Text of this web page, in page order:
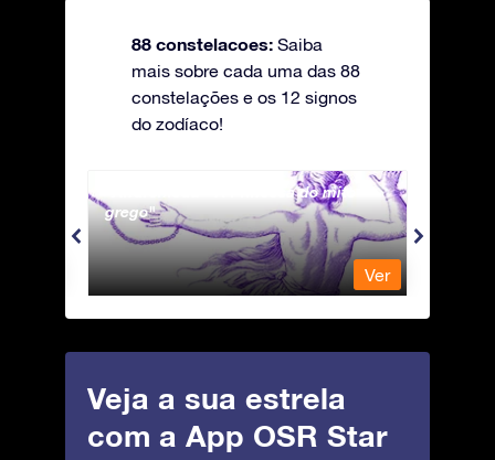
88 constelacoes: Saiba
mais sobre cada uma das 88
constelações e os 12 signos
do zodíaco!
Andromeda - A Princesa do mito
grego
Ver
Veja a sua estrela
com a App OSR Star